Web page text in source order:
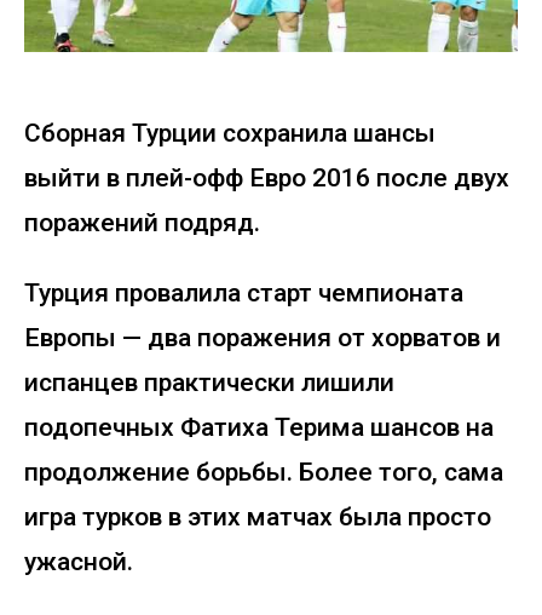
Сборная Турции сохранила шансы
выйти в плей-офф Евро 2016 после двух
поражений подряд.
Турция провалила старт чемпионата
Европы — два поражения от хорватов и
испанцев практически лишили
подопечных Фатиха Терима шансов на
продолжение борьбы. Более того, сама
игра турков в этих матчах была просто
ужасной.